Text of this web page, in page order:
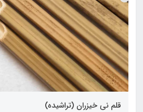
قلم نی خیزران (تراشیده)